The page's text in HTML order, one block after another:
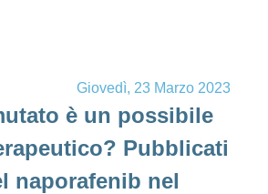
Giovedì, 23 Marzo 2023
è un possibile
Pubblicati
naporafenib nel